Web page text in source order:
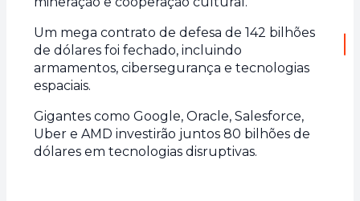
Um mega contrato de defesa de 142 bilhões
de dólares foi fechado, incluindo
armamentos, cibersegurança e tecnologias
espaciais.
Gigantes como Google, Oracle, Salesforce,
Uber e AMD investirão juntos 80 bilhões de
dólares em tecnologias disruptivas.